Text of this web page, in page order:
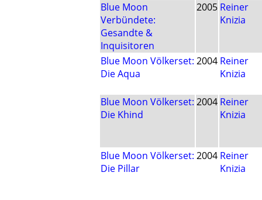
Blue Moon
Verbündete:
Gesandte &
Inquisitoren
2005 Reiner
Knizia
Blue Moon Völkerset:
Die Aqua
2004 Reiner
Knizia
Blue Moon Völkerset:
Die Khind
2004 Reiner
Knizia
Blue Moon Völkerset:
Die Pillar
2004 Reiner
Knizia